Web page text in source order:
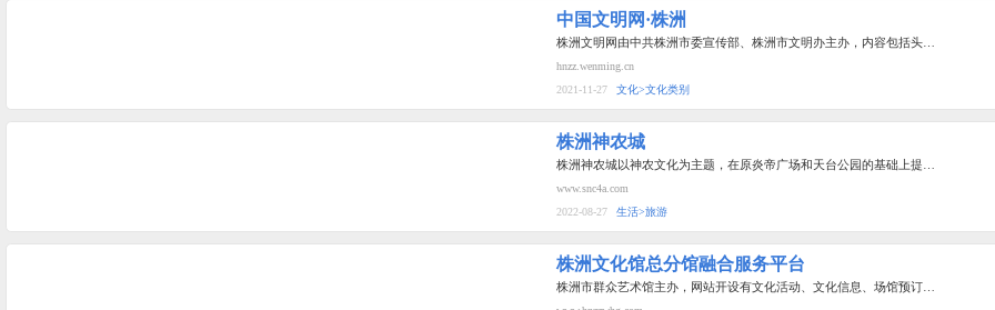
中国文明网·株洲
株洲文明网由中共株洲市委宣传部、株洲市文明办主办，内容包括头…
hnzz.wenming.cn
2021-11-27
文化>文化类别
株洲神农城
株洲神农城以神农文化为主题，在原炎帝广场和天台公园的基础上提…
www.snc4a.com
2022-08-27
生活>旅游
株洲文化馆总分馆融合服务平台
株洲市群众艺术馆主办，网站开设有文化活动、文化信息、场馆预订…